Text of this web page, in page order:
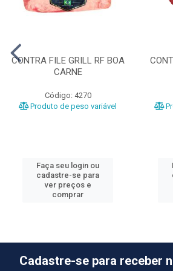
CONTRA FILE GRILL RF BOA
CARNE
Código: 4270
Produto de peso variável
Faça seu login ou
cadastre-se para
ver preços e
comprar
Cadastre-se para receber